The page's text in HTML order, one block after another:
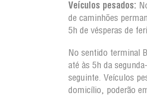
Veículos pesados:
de caminhões
5h de vésperas de
No sentido terminal
até às 5h da
seguinte. Veículos
domicílio, poderão